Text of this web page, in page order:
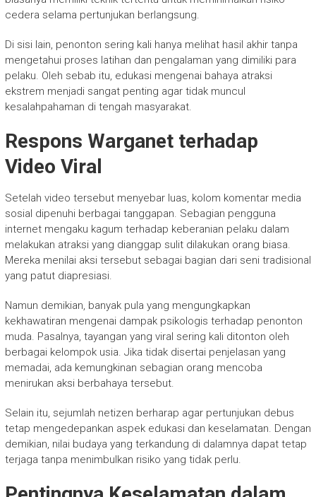
cedera selama pertunjukan berlangsung.
Di sisi lain, penonton sering kali hanya melihat hasil akhir tanpa
mengetahui proses latihan dan pengalaman yang dimiliki para
pelaku. Oleh sebab itu, edukasi mengenai bahaya atraksi
ekstrem menjadi sangat penting agar tidak muncul
kesalahpahaman di tengah masyarakat.
Respons Warganet terhadap
Video Viral
Setelah video tersebut menyebar luas, kolom komentar media
sosial dipenuhi berbagai tanggapan. Sebagian pengguna
internet mengaku kagum terhadap keberanian pelaku dalam
melakukan atraksi yang dianggap sulit dilakukan orang biasa.
Mereka menilai aksi tersebut sebagai bagian dari seni tradisional
yang patut diapresiasi.
Namun demikian, banyak pula yang mengungkapkan
kekhawatiran mengenai dampak psikologis terhadap penonton
muda. Pasalnya, tayangan yang viral sering kali ditonton oleh
berbagai kelompok usia. Jika tidak disertai penjelasan yang
memadai, ada kemungkinan sebagian orang mencoba
menirukan aksi berbahaya tersebut.
Selain itu, sejumlah netizen berharap agar pertunjukan debus
tetap mengedepankan aspek edukasi dan keselamatan. Dengan
demikian, nilai budaya yang terkandung di dalamnya dapat tetap
terjaga tanpa menimbulkan risiko yang tidak perlu.